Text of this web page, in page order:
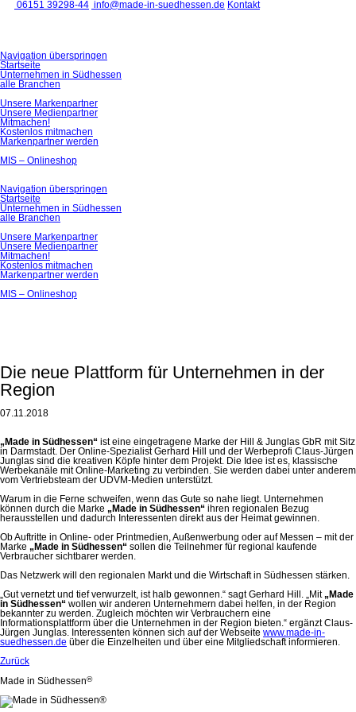
06151 39298-44 info@made-in-suedhessen.de Kontakt
Navigation überspringen
Startseite
Unternehmen in Südhessen
alle Branchen
Unsere Markenpartner
Unsere Medienpartner
Mitmachen!
Kostenlos mitmachen
Markenpartner werden
MIS – Onlineshop
Navigation überspringen
Startseite
Unternehmen in Südhessen
alle Branchen
Unsere Markenpartner
Unsere Medienpartner
Mitmachen!
Kostenlos mitmachen
Markenpartner werden
MIS – Onlineshop
Die neue Plattform für Unternehmen in der
Region
07.11.2018
„Made in Südhessen“ ist eine eingetragene Marke der Hill & Junglas GbR mit Sitz
in Darmstadt. Der Online-Spezialist Gerhard Hill und der Werbeprofi Claus-Jürgen
Junglas sind die kreativen Köpfe hinter dem Projekt. Die Idee ist es, klassische
Werbekanäle mit Online-Marketing zu verbinden. Sie werden dabei unter anderem
vom Vertriebsteam der UDVM-Medien unterstützt.
Warum in die Ferne schweifen, wenn das Gute so nahe liegt. Unternehmen
können durch die Marke „Made in Südhessen“ ihren regionalen Bezug
herausstellen und dadurch Interessenten direkt aus der Heimat gewinnen.
Ob Auftritte in Online- oder Printmedien, Außenwerbung oder auf Messen – mit der
Marke „Made in Südhessen“ sollen die Teilnehmer für regional kaufende
Verbraucher sichtbarer werden.
Das Netzwerk will den regionalen Markt und die Wirtschaft in Südhessen stärken.
„Gut vernetzt und tief verwurzelt, ist halb gewonnen.“ sagt Gerhard Hill. „Mit„Made
in Südhessen“ wollen wir anderen Unternehmern dabei helfen, in der Region
bekannter zu werden. Zugleich möchten wir Verbrauchern eine
Informationsplattform über die Unternehmen in der Region bieten.“ ergänzt Claus-
Jürgen Junglas. Interessenten können sich auf der Webseite www.made-in-
suedhessen.de über die Einzelheiten und über eine Mitgliedschaft informieren.
Zurück
Made in Südhessen®